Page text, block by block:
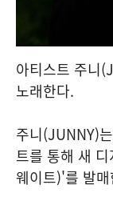
아티스트 주니
노래한다.
주니(JUNNY)
트를 통해 새
웨이트)'를 발